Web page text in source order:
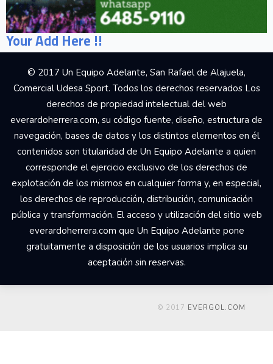
Your Add Here !!
© 2017 Un Equipo Adelante, San Rafael de Alajuela,
Comercial Udesa Sport. Todos los derechos reservados Los
derechos de propiedad intelectual del web
everardoherrera.com, su código fuente, diseño, estructura de
navegación, bases de datos y los distintos elementos en él
contenidos son titularidad de Un Equipo Adelante a quien
corresponde el ejercicio exclusivo de los derechos de
explotación de los mismos en cualquier forma y, en especial,
los derechos de reproducción, distribución, comunicación
pública y transformación. El acceso y utilización del sitio web
everardoherrera.com que Un Equipo Adelante pone
gratuitamente a disposición de los usuarios implica su
aceptación sin reservas.
© 2017 EVERGOL.COM